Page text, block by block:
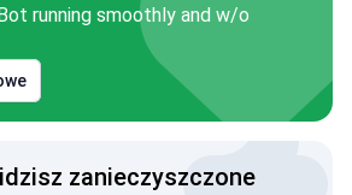
running smoothly and w/o
zanieczyszczone